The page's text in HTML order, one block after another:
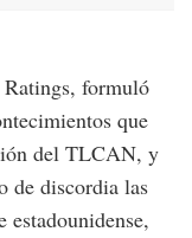
formuló
que
del TLCAN, y
de discordia las
estadounidense,